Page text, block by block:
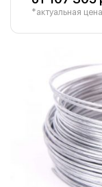
*актуальная